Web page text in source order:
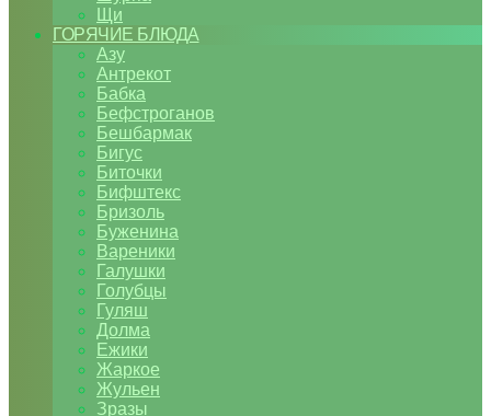
Щи
ГОРЯЧИЕ БЛЮДА
Азу
Антрекот
Бабка
Бефстроганов
Бешбармак
Бигус
Биточки
Бифштекс
Бризоль
Буженина
Вареники
Галушки
Голубцы
Гуляш
Долма
Ежики
Жаркое
Жульен
Зразы